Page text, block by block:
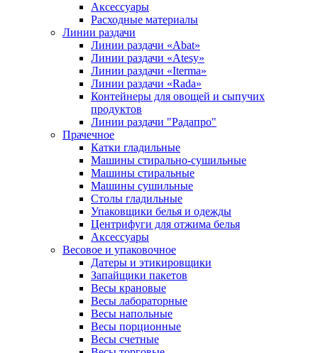
Аксессуары
Расходные материалы
Линии раздачи
Линии раздачи «Abat»
Линии раздачи «Atesy»
Линии раздачи «Iterma»
Линии раздачи «Rada»
Контейнеры для овощей и сыпучих
продуктов
Линии раздачи "Радапро"
Прачечное
Катки гладильные
Машины стирально-сушильные
Машины стиральные
Машины сушильные
Столы гладильные
Упаковщики белья и одежды
Центрифуги для отжима белья
Аксессуары
Весовое и упаковочное
Датеры и этикировщики
Запайщики пакетов
Весы крановые
Весы лабораторные
Весы напольные
Весы порционные
Весы счетные